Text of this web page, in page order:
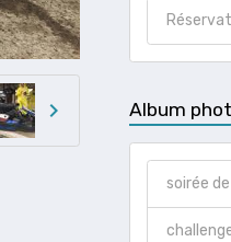
Album
soirée